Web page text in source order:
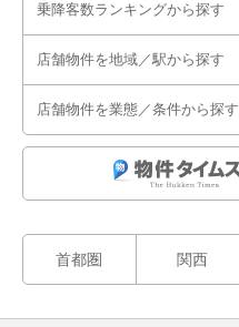
乗降客数ランキングから探す
店舗物件を地域／駅から探す
店舗物件を業態／条件から探す
首都圏 関西